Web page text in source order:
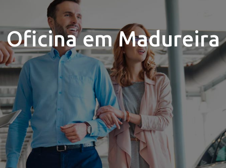
Oficina em Madureira